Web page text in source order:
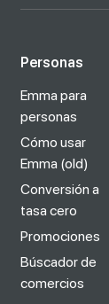
Personas
Emma para
personas
Cómo usar
Emma (old)
Conversión a
tasa cero
Promociones
Búscador de
comercios